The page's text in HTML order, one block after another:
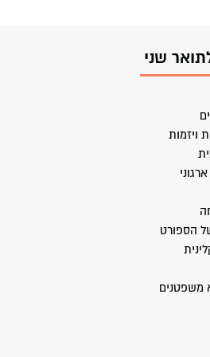
שני
ויזמות
הספורט
משפטנים